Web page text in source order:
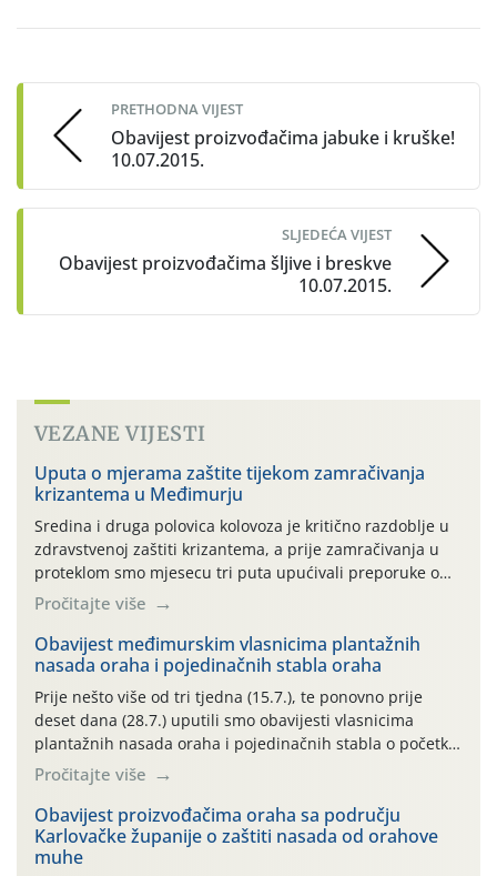
navigation
PRETHODNA VIJEST
Obavijest proizvođačima jabuke i kruške!
10.07.2015.
SLJEDEĆA VIJEST
Obavijest proizvođačima šljive i breskve
10.07.2015.
VEZANE VIJESTI
Uputa o mjerama zaštite tijekom zamračivanja
krizantema u Međimurju
Sredina i druga polovica kolovoza je kritično razdoblje u
zdravstvenoj zaštiti krizantema, a prije zamračivanja u
proteklom smo mjesecu tri puta upućivali preporuke o
preventivnim mjerama zaštite krizantema od najčešćih
uzročnika bolesti, štetnika i fito-fagnih grinja (23.7., 14.7.,
06.7.)! Na početku ovog mjeseca je zabilježeno je
povijesno i ekstremno vruće meteorološko razdoblje, uz
najviše temperature […]
Pročitajte više
Obavijest međimurskim vlasnicima plantažnih
nasada oraha i pojedinačnih stabla oraha
Prije nešto više od tri tjedna (15.7.), te ponovno prije
deset dana (28.7.) uputili smo obavijesti vlasnicima
plantažnih nasada oraha i pojedinačnih stabla o početku
leta i ovogodišnjoj potrebi usmjerenog suzbijanja
orahove muhe (Rhagoletis completa)! Već dvanaest dana
traje drugi ovogodišnji “toplinski udar”, koji naročito
izražen zadnja šest dana (31.7.-05.8.), jer najviše
temperature zraka svakodnevno […]
Pročitajte više
Obavijest proizvođačima oraha sa području
Karlovačke županije o zaštiti nasada od orahove
muhe